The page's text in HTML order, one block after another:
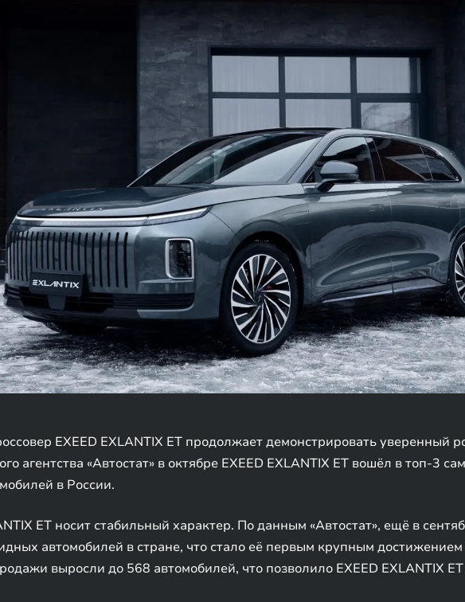
EXEED EXLANTIX ET продолжает демонстрировать уверенный
агентства «Автостат» в октябре EXEED EXLANTIX ET вошёл в топ-3
в России.
ET носит стабильный характер. По данным «Автостат», ещё в
автомобилей в стране, что стало её первым крупным
выросли до 568 автомобилей, что позволило EXEED EXLANTIX